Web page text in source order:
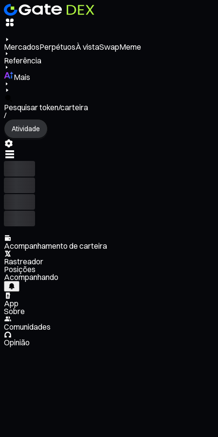
MercadosPerpétuosÀ vistaSwapMeme
Referência
Mais
Pesquisar token/carteira
/
Atividade
Acompanhamento de carteira
Rastreador
Posições
Acompanhando
App
Sobre
Comunidades
Opinião